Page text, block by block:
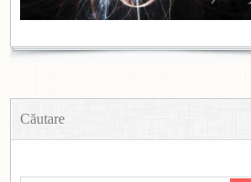
Căutare